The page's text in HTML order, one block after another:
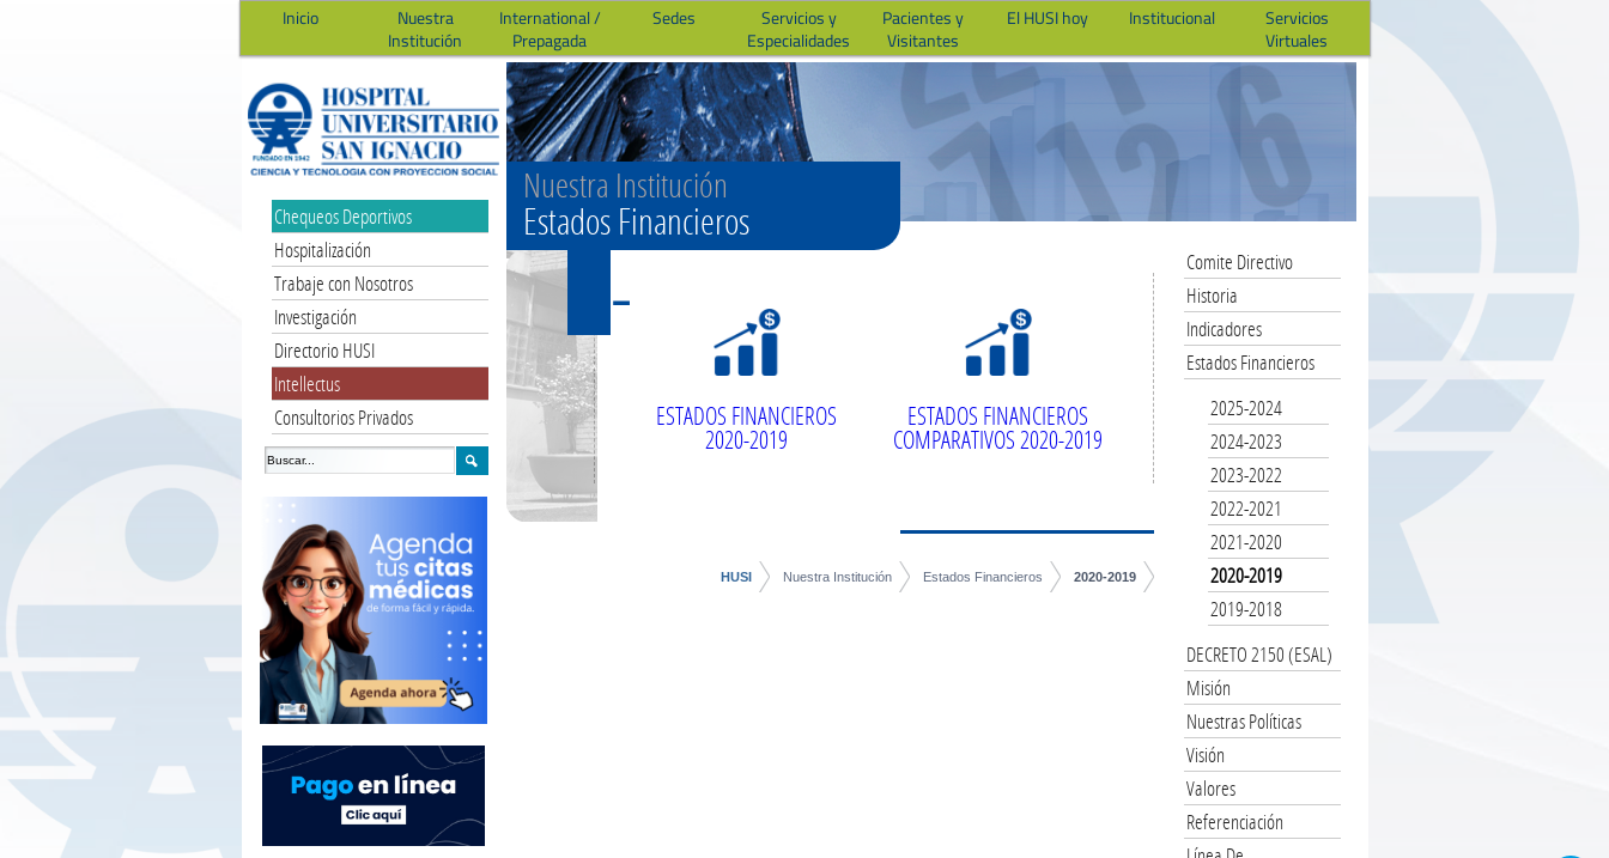
Inicio
Nuestra
Institución
International /
Prepagada
Sedes
Servicios y
Especialidades
Pacientes y
Visitantes
El HUSI hoy Institucional
Servicios
Virtuales
Chequeos Deportivos
Hospitalización
Trabaje con Nosotros
Investigación
Directorio HUSI
Intellectus
Consultorios Privados
Nuestra Institución
Estados Financieros
ESTADOS FINANCIEROS
2020-2019
ESTADOS FINANCIEROS
COMPARATIVOS 2020-2019
HUSI Nuestra Institución Estados Financieros 2020-2019
Comite Directivo
Historia
Indicadores
Estados Financieros
2025-2024
2024-2023
2023-2022
2022-2021
2021-2020
2020-2019
2019-2018
DECRETO 2150 (ESAL)
Misión
Nuestras Políticas
Visión
Valores
Referenciación